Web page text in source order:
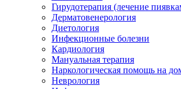
Гирудотерапия (лечение
Дерматовенерология
Диетология
Инфекционные болезни
Кардиология
Мануальная терапия
Наркологическая помощь на
Неврология